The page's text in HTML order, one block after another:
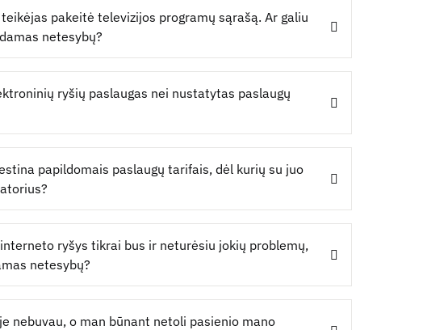
pakeitė televizijos programų sąrašą. Ar galiu
netesybų?
ryšių paslaugas nei nustatytas paslaugų
papildomais paslaugų tarifais, dėl kurių su juo
ryšys tikrai bus ir neturėsiu jokių problemų,
netesybų?
nebuvau, o man būnant netoli pasienio mano